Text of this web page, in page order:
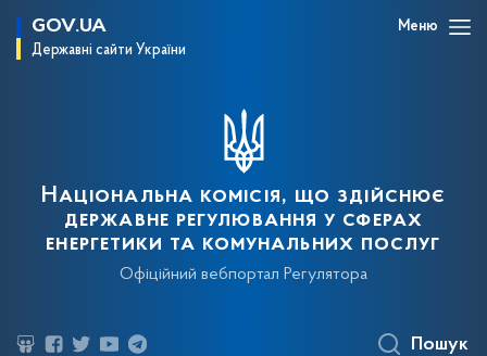
GOV.UA
Державні сайти України
Меню
Національна комісія, що здійснює
державне регулювання у сферах
енергетики та комунальних послуг
Офіційний вебпортал Регулятора
Пошук